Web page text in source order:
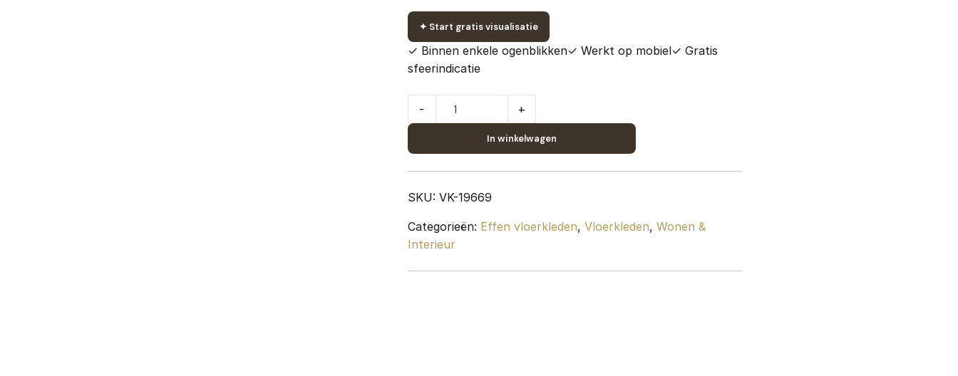
✦ Start gratis visualisatie
✓ Binnen enkele ogenblikken✓ Werkt op mobiel✓ Gratis
sfeerindicatie
Vloerkleed
Nica
Beige
-
80
150
cm
- +
In winkelwagen
SKU: VK-19669
Categorieën: Effen vloerkleden, Vloerkleden, Wonen &
Interieur